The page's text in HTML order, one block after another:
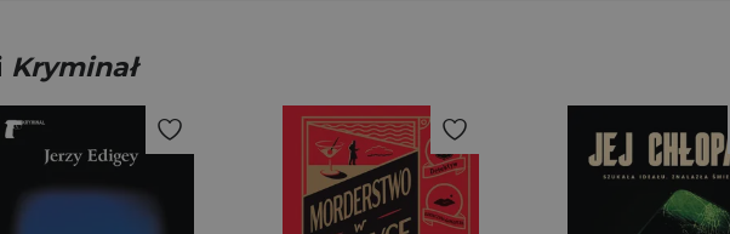
Kryminał